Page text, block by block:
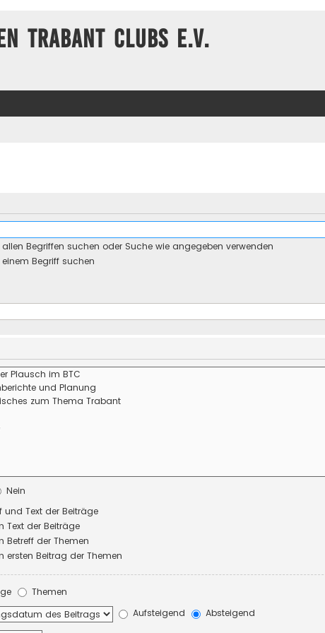
Trabant Clubs e.V.
Begriffen suchen oder Suche wie angegeben verwenden
Begriff suchen
Nein
und Text der Beiträge
Text der Beiträge
Betreff der Themen
ersten Beitrag der Themen
Themen
Aufsteigend
Absteigend